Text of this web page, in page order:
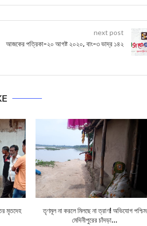
next post
আজকের পত্রিকা-২০ আগষ্ট ২০২০, বাং-৩ ভাদ্র ১৪২
মৃতদেহ
তৃণমূল না করলে মিলছে না ত্রাণ! অভিযোগ পশ্চিম
মেদিনীপুরের চাঁদড়া...